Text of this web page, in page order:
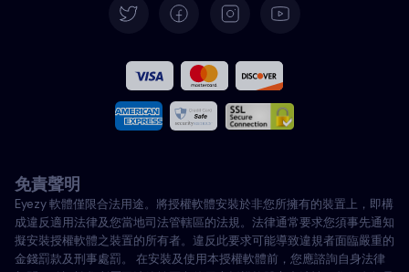
義大利語
土耳其語
免責聲明
Eyezy 軟體僅限合法用途。將授權軟體安裝於非您所擁有的裝置上，即構
成違反適用法律及您當地司法管轄區的法規。法律通常要求您須事先通知
擬安裝授權軟體之裝置的所有者。違反此要求可能導致違規者面臨嚴重的
金錢罰款及刑事處罰。 在安裝及使用本授權軟體前，您應諮詢自身法律